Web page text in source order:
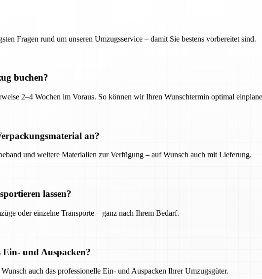
Fragen rund um unseren Umzugsservice – damit Sie bestens vorbereitet sind.
buchen?
2–4 Wochen im Voraus. So können wir Ihren Wunschtermin optimal
an?
und weitere Materialien zur Verfügung – auf Wunsch auch mit Lieferung.
lassen?
oder einzelne Transporte – ganz nach Ihrem Bedarf.
und Auspacken?
auch das professionelle Ein- und Auspacken Ihrer Umzugsgüter.